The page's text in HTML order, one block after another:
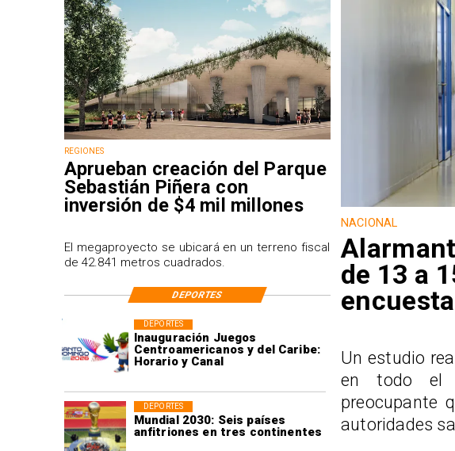
Inauguración Juegos
Centroamericanos y del Caribe:
Horario y Canal
DEPORTES
Mundial 2030: Seis países
anfitriones en tres continentes
DEPORTES
REGIONES
Aprueban creación del Parque
Sebastián Piñera con
inversión de $4 mil millones
El megaproyecto se ubicará en un terreno fiscal
de 42.841 metros cuadrados.
NACIONAL
de 13 a
Un estudio
en todo el
preocupante
autoridades
DEPORTES